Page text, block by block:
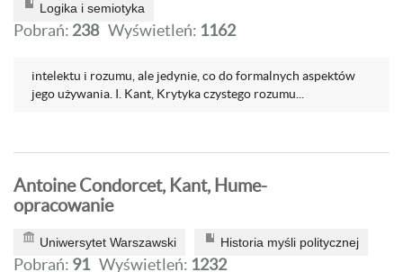
Logika i semiotyka
Pobrań: 238 Wyświetleń: 1162
intelektu i rozumu, ale jedynie, co do formalnych aspektów
jego używania. I. Kant, Krytyka czystego rozumu...
Antoine Condorcet, Kant, Hume-
opracowanie
Uniwersytet Warszawski Historia myśli politycznej
Pobrań: 91 Wyświetleń: 1232